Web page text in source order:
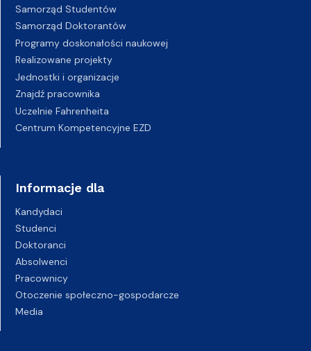
Samorząd Studentów
Samorząd Doktorantów
Programy doskonałości naukowej
Realizowane projekty
Jednostki i organizacje
Znajdź pracownika
Uczelnie Fahrenheita
Centrum Kompetencyjne EZD
Informacje dla
Kandydaci
Studenci
Doktoranci
Absolwenci
Pracownicy
Otoczenie społeczno-gospodarcze
Media